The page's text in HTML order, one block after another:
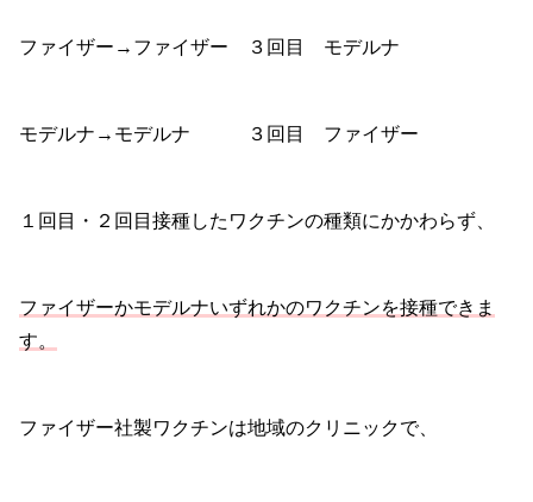
ファイザー→ファイザー ３回目 モデルナ
モデルナ→モデルナ ３回目 ファイザー
１回目・２回目接種したワクチンの種類にかかわらず、
ファイザーかモデルナいずれかのワクチンを接種できま
す。
ファイザー社製ワクチンは地域のクリニックで、